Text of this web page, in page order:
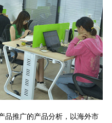
推广的产品分析，以海外市